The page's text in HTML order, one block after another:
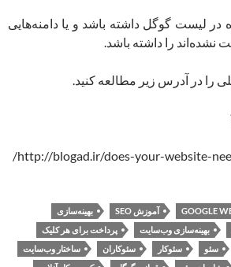
لیست گوگل داشته باشد و یا دامنه‌هایی
را داشته باشد.
را در آدرس زیر مطالعه کنید.
GOOGLE آموزش SEO
بهینه‌سازی
بهینه‌سازی وب‌سایت
پرداخت برای هر کلیک
سئو سئوکار سئوکاران
ساختار وب‌سایت‌